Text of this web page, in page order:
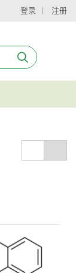
登录 注册